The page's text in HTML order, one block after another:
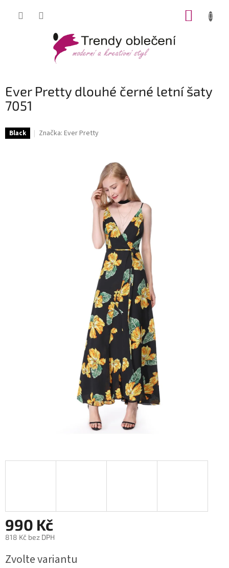
Ever Pretty dlouhé černé letní šaty
7051
Black Značka: Ever Pretty
990 Kč
818 Kč bez DPH
cena:
Zvolte variantu